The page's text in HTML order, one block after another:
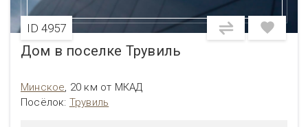
ID 4957
Дом в поселке Трувиль
Минское, 20 км от МКАД
Посёлок: Трувиль